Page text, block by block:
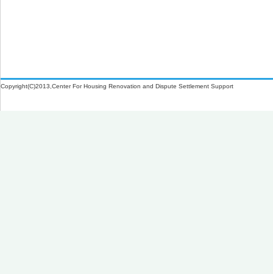
Copyright(C)2013,Center For Housing Renovation and Dispute Settlement Support